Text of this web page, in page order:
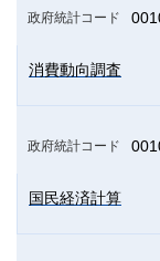
政府統計コード
消費動向調査
政府統計コード
国民経済計算